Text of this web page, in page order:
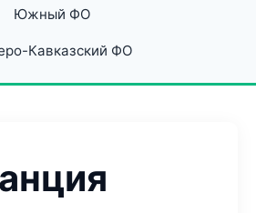
Южный ФО
Кавказский ФО